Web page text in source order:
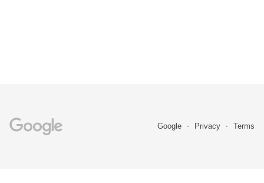
Google Privacy Terms